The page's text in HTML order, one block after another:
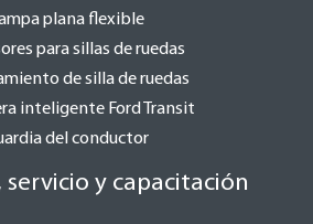
plana flexible
para sillas de ruedas
de silla de ruedas
inteligente Ford Transit
del conductor
servicio y capacitación